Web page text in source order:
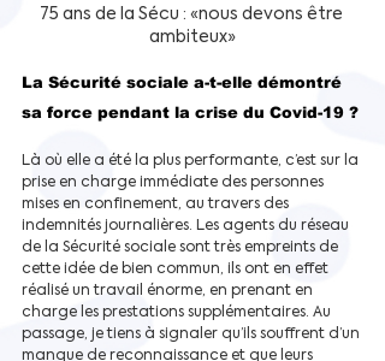
75 ans de la Sécu : «nous devons être
ambiteux»
La Sécurité sociale a-t-elle démontré
sa force pendant la crise du Covid-19 ?
Là où elle a été la plus performante, c’est sur la
prise en charge immédiate des personnes
mises en confinement, au travers des
indemnités journalières. Les agents du réseau
de la Sécurité sociale sont très empreints de
cette idée de bien commun, ils ont en effet
réalisé un travail énorme, en prenant en
charge les prestations supplémentaires. Au
passage, je tiens à signaler qu’ils souffrent d’un
manque de reconnaissance et que leurs